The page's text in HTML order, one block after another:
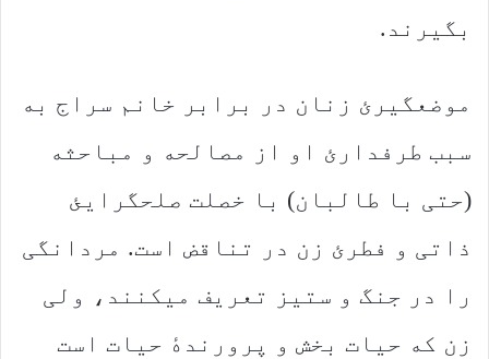
بگیرند.
موضعگیرئ زنان در برابر خانم سراج به
سبب طرفدارئ او از مصالحه و مباحثه
(حتی با طالبان) با خصلت صلحگرایئ
ذاتی و فطرئ زن در تناقض است. مردانگی
را در جنگ و ستیز تعریف میکنند، ولی
زن که حیات بخش و پرورندهٔ حیات است